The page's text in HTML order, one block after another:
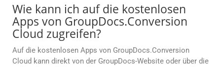
Wie kann ich auf die kostenlosen
Apps von GroupDocs.Conversion
Cloud zugreifen?
Auf die kostenlosen Apps von GroupDocs.Conversion
Cloud kann direkt von der GroupDocs-Website oder über die